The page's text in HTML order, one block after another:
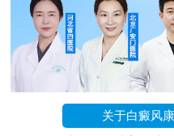
关于白癜风